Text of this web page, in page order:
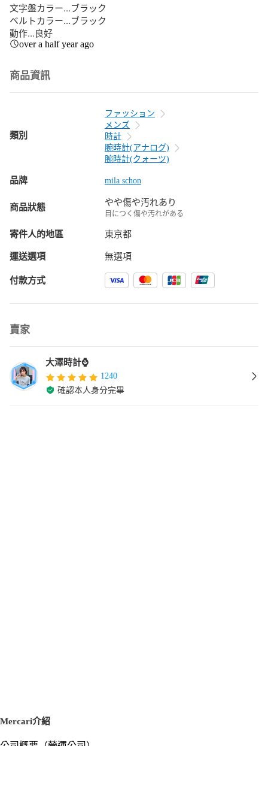
文字盤カラー...ブラック
ベルトカラー...ブラック
動作...良好
over a half year ago
商品資訊
類別
ファッション
メンズ
時計
腕時計(アナログ)
腕時計(クォーツ)
品牌 mila schon
商品狀態 やや傷や汚れあり
目につく傷や汚れがある
寄件人的地區 東京都
運送選項 無選項
付款方式
賣家
大澤時計⌚
1240
確認本人身分完畢
Mercari介紹
公司概要（營運公司）